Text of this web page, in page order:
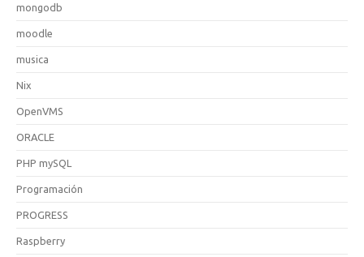
mongodb
moodle
musica
Nix
OpenVMS
ORACLE
PHP mySQL
Programación
PROGRESS
Raspberry